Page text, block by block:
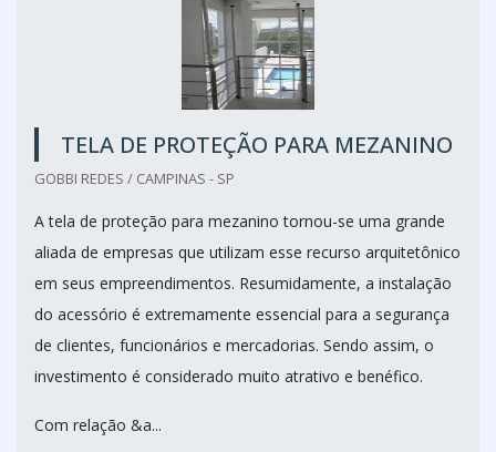
TELA DE PROTEÇÃO PARA MEZANINO
GOBBI REDES / CAMPINAS - SP
A tela de proteção para mezanino tornou-se uma grande
aliada de empresas que utilizam esse recurso arquitetônico
em seus empreendimentos. Resumidamente, a instalação
do acessório é extremamente essencial para a segurança
de clientes, funcionários e mercadorias. Sendo assim, o
investimento é considerado muito atrativo e benéfico.
Com relação &a...